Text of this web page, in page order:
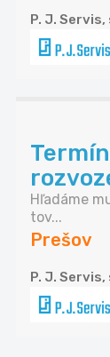
P. J. Servis,
Hľadáme
tov...
Prešov
P. J. Servis,